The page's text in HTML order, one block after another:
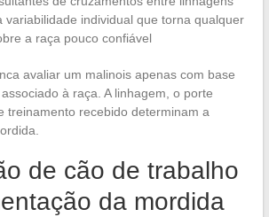
variabilidade individual que torna qualquer
a raça pouco confiável
avaliar um malinois apenas com base
à raça. A linhagem, o porte
treinamento recebido determinam a
de cão de trabalho
da mordida